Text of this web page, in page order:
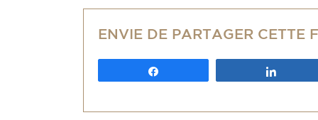
ENVIE DE PARTAGER CETTE